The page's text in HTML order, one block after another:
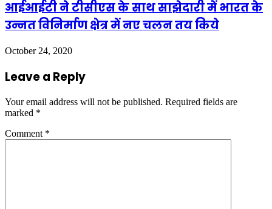
आईआईटी ने टीसीएस के साथ साझेदारी में भारत के
उन्नत विनिर्माण क्षेत्र में नए चलन तय किये
October 24, 2020
Leave a Reply
Your email address will not be published. Required fields are
marked *
Comment *